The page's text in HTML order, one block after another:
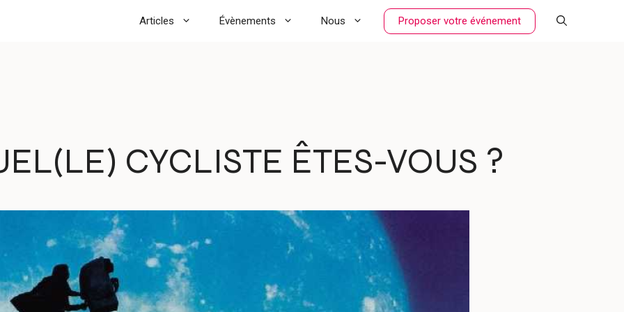
Articles Évènements Nous Proposer votre événement
CYCLISTE ÊTES-VOUS ?